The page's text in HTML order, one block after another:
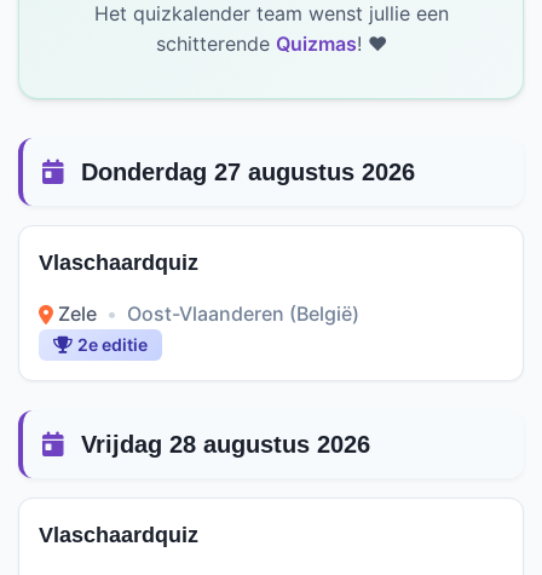
Het quizkalender team wenst jullie een
schitterende Quizmas! ❤️
Donderdag 27 augustus 2026
Vlaschaardquiz
Zele • Oost-Vlaanderen (België)
2e editie
Vrijdag 28 augustus 2026
Vlaschaardquiz